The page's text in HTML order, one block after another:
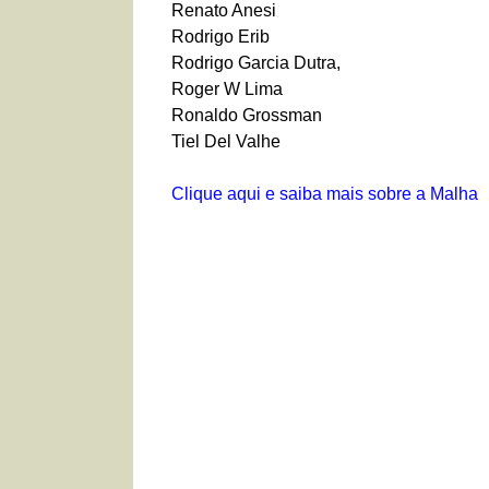
Renato Anesi
Rodrigo Erib
Rodrigo Garcia Dutra,
Roger W Lima
Ronaldo Grossman
Tiel Del Valhe
Clique aqui e saiba mais sobre a Malha